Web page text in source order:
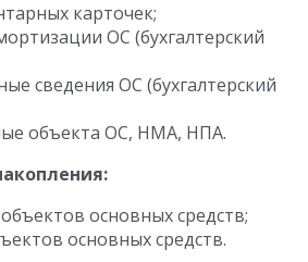
карточек;
ОС (бухгалтерский
сведения ОС (бухгалтерский
объекта ОС, НМА, НПА.
основных средств;
основных средств.